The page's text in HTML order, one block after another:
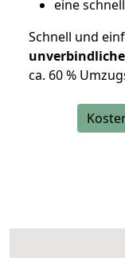
eine
Schnell und
ca. 60 %